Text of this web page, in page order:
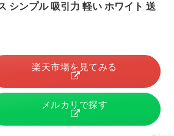
シンプル 吸引力 軽い ホワイト 送
楽天市場を見てみる
メルカリで探す